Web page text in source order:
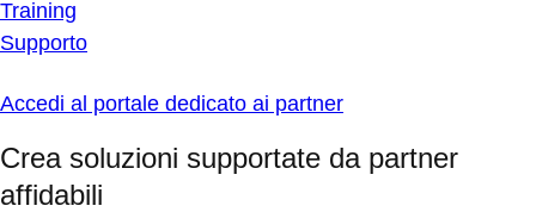
Training
Supporto
Accedi al portale dedicato ai partner
Crea soluzioni supportate da partner
affidabili